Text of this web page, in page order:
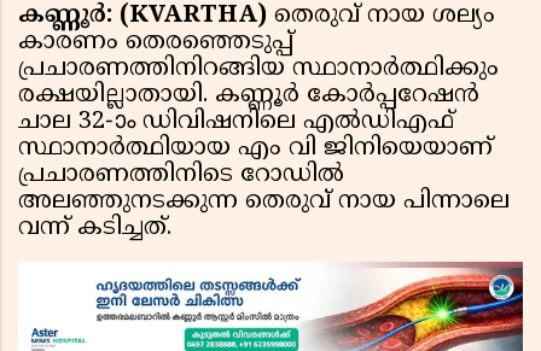
കണ്ണൂർ: (KVARTHA) തെരുവ് നായ ശല്യം
കാരണം തെരഞ്ഞെടുപ്പ്
പ്രചാരണത്തിനിറങ്ങിയ സ്ഥാനാർത്ഥിക്കും
രക്ഷയില്ലാതായി. കണ്ണൂർ കോർപ്പറേഷൻ
ചാല 32-ാം ഡിവിഷനിലെ എൽഡിഎഫ്
സ്ഥാനാർത്ഥിയായ എം വി ജിനിയെയാണ്
പ്രചാരണത്തിനിടെ റോഡിൽ
അലഞ്ഞുനടക്കുന്ന തെരുവ് നായ പിന്നാലെ
വന്ന് കടിച്ചത്.